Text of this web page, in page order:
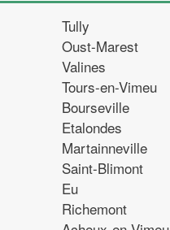
Tully
Oust-Marest
Valines
Tours-en-Vimeu
Bourseville
Etalondes
Martainneville
Saint-Blimont
Eu
Richemont